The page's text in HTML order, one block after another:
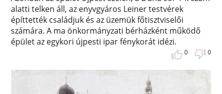
alatti telken áll, az enyvgyáros Leiner testvérek
építtették családjuk és az üzemük főtisztviselői
számára. A ma önkormányzati bérházként működő
épület az egykori újpesti ipar fénykorát idézi.
0 0